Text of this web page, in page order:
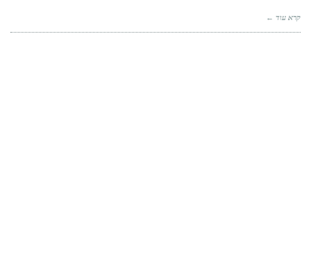
קרא עוד ←